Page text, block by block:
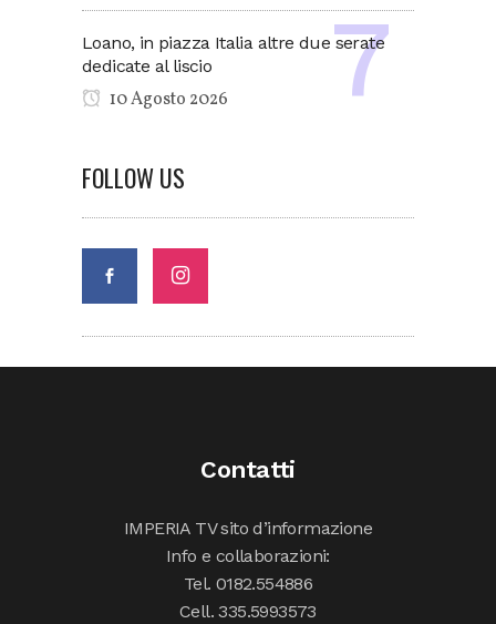
Loano, in piazza Italia altre due serate
dedicate al liscio
10 Agosto 2026
FOLLOW US
Contatti
IMPERIA TV sito d’informazione
Info e collaborazioni:
Tel. 0182.554886
Cell. 335.5993573